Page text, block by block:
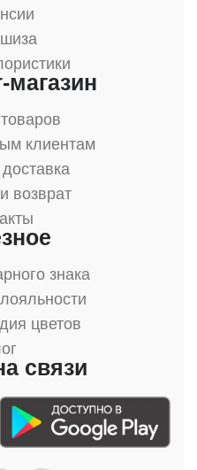
магазин
клиентам
возврат
знака
цветов
связи